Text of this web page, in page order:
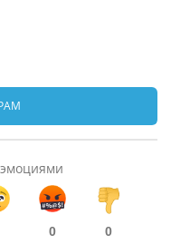
0 0